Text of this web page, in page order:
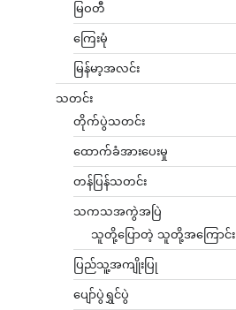
မြဝတီ
ကြေးမုံ
မြန်မာ့အလင်း
သတင်း
တိုက်ပွဲသတင်း
ထောက်ခံအားပေးမှု
တန်ပြန်သတင်း
သကသအကွဲအပြဲ
သူတို့ပြောတဲ့ သူတို့အကြောင်း
ပြည်သူ့အကျိုးပြု
ပျော်ပွဲရွှင်ပွဲ